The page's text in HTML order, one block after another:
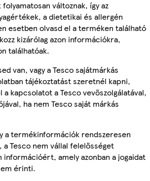
változnak, így az
a dietetikai és allergén
esetben olvasd el a terméken található
kizárólag azon információkra,
találhatóak.
van, vagy a Tesco sajátmárkás
tájékoztatást szeretnél kapni,
kapcsolatot a Tesco vevőszolgálatával,
ha nem Tesco saját márkás
a termékinformációk rendszeresen
Tesco nem vállal felelősséget
információért, amely azonban a jogaidat
érinti.